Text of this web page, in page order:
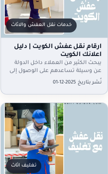
خدمات نقل العفش والاثاث
ارقام نقل عفش الكويت | دليل
اعلانك الكويت
يبحث الكثير من العملاء داخل الدولة
عن وسيلة تساعدهم على الوصول إلى
ارقام نقل عفش الكويت بسرعة لأن
الانتقال من…
نُشر بتاريخ 2025-12-01
تغليف اثاث